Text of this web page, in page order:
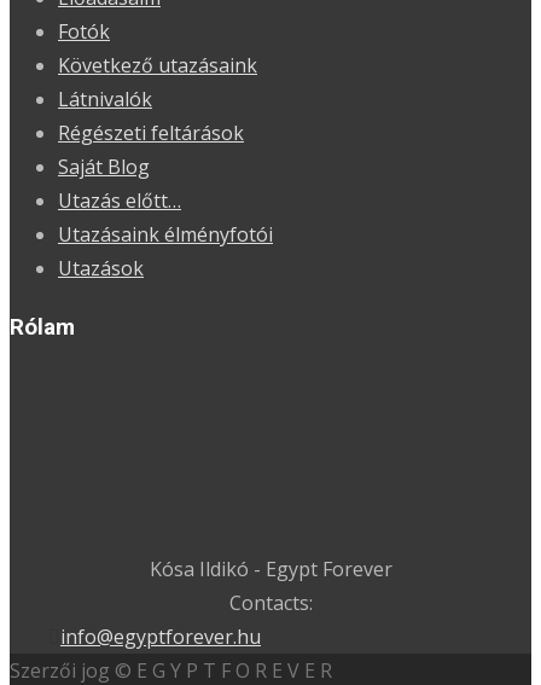
Fotók
Következő utazásaink
Látnivalók
Régészeti feltárások
Saját Blog
Utazás előtt…
Utazásaink élményfotói
Utazások
Rólam
Kósa Ildikó - Egypt Forever
Contacts:
info@egyptforever.hu
Szerzői jog © E G Y P T F O R E V E R